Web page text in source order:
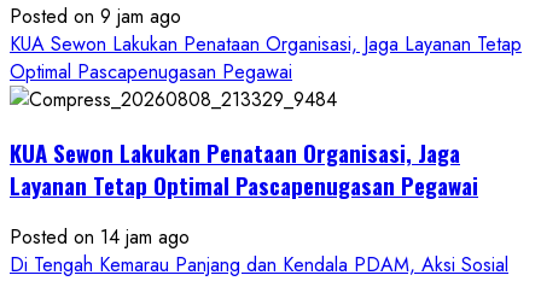
Posted on 9 jam ago
KUA Sewon Lakukan Penataan Organisasi, Jaga Layanan Tetap
Optimal Pascapenugasan Pegawai
KUA Sewon Lakukan Penataan Organisasi, Jaga
Layanan Tetap Optimal Pascapenugasan Pegawai
Posted on 14 jam ago
Di Tengah Kemarau Panjang dan Kendala PDAM, Aksi Sosial